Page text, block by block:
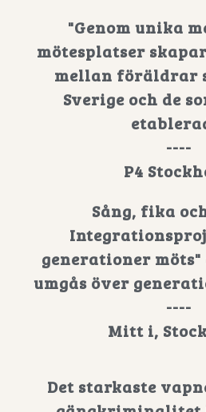
"Genom unika
mötesplatser
mellan föräldrar
Sverige och de
----
P4
Sång, fika
generationer
umgås över
----
Mitt i,
Det starkaste